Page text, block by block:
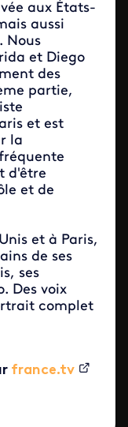
aux États-
aussi
Nous
et Diego
des
partie,
et est
la
d'être
et de
et à Paris,
de ses
ses
Des voix
complet
france.tv